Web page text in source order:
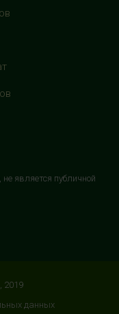
второй этаж, рядом
является публичной
2019
данных